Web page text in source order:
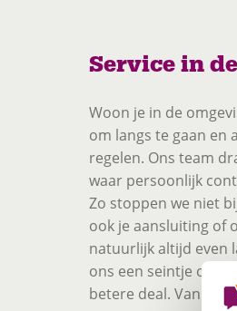
Service in
Woon je in de
om langs te gaan en
regelen. Ons team
waar persoonlijk
Zo stoppen we niet
ook je aansluiting of
natuurlijk altijd even
ons een seintje om
betere deal. Van a tot